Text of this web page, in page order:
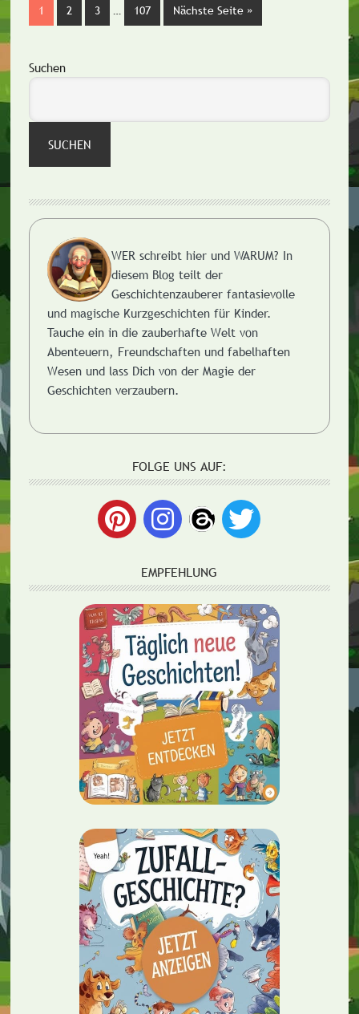
Seite
1 Seite
2 Seite
3
Weggelassene
… Seite
107 Nächste Seite aufrufen
»
Seitenspalte
Suchen
SUCHEN
WER schreibt hier und WARUM? In
diesem Blog teilt der
Geschichtenzauberer fantasievolle
und magische Kurzgeschichten für Kinder.
Tauche ein in die zauberhafte Welt von
Abenteuern, Freundschaften und fabelhaften
Wesen und lass Dich von der Magie der
Geschichten verzaubern.
FOLGE UNS AUF:
EMPFEHLUNG